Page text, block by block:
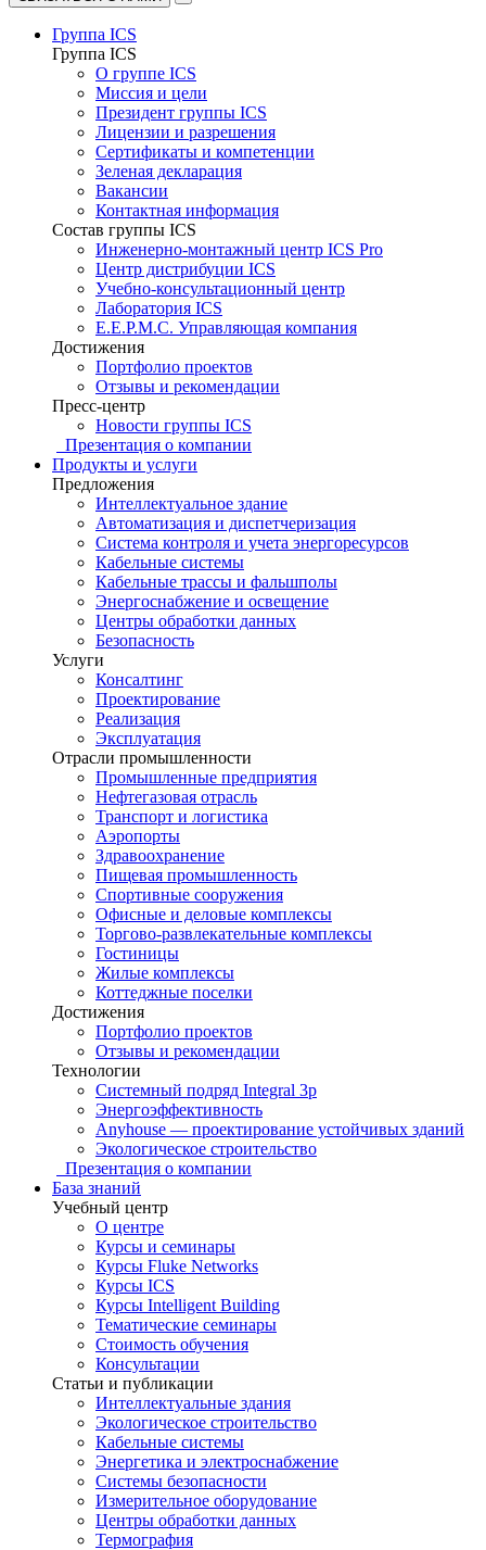
Группа ICS
Группа ICS
О группе ICS
Миссия и цели
Президент группы ICS
Лицензии и разрешения
Сертификаты и компетенции
Зеленая декларация
Вакансии
Контактная информация
Состав группы ICS
Инженерно-монтажный центр ICS Pro
Центр дистрибуции ICS
Учебно-консультационный центр
Лаборатория ICS
E.E.P.M.C. Управляющая компания
Достижения
Портфолио проектов
Отзывы и рекомендации
Пресс-центр
Новости группы ICS
Презентация о компании
Продукты и услуги
Предложения
Интеллектуальное здание
Автоматизация и диспетчеризация
Система контроля и учета энергоресурсов
Кабельные системы
Кабельные трассы и фальшполы
Энергоснабжение и освещение
Центры обработки данных
Безопасность
Услуги
Консалтинг
Проектирование
Реализация
Эксплуатация
Отрасли промышленности
Промышленные предприятия
Нефтегазовая отрасль
Транспорт и логистика
Аэропорты
Здравоохранение
Пищевая промышленность
Спортивные сооружения
Офисные и деловые комплексы
Торгово-развлекательные комплексы
Гостиницы
Жилые комплексы
Коттеджные поселки
Достижения
Портфолио проектов
Отзывы и рекомендации
Технологии
Системный подряд Integral 3p
Энергоэффективность
Anyhouse — проектирование устойчивых зданий
Экологическое строительство
Презентация о компании
База знаний
Учебный центр
О центре
Курсы и семинары
Курсы Fluke Networks
Курсы ICS
Курсы Intelligent Building
Тематические семинары
Стоимость обучения
Консультации
Статьи и публикации
Интеллектуальные здания
Экологическое строительство
Кабельные системы
Энергетика и электроснабжение
Системы безопасности
Измерительное оборудование
Центры обработки данных
Термография